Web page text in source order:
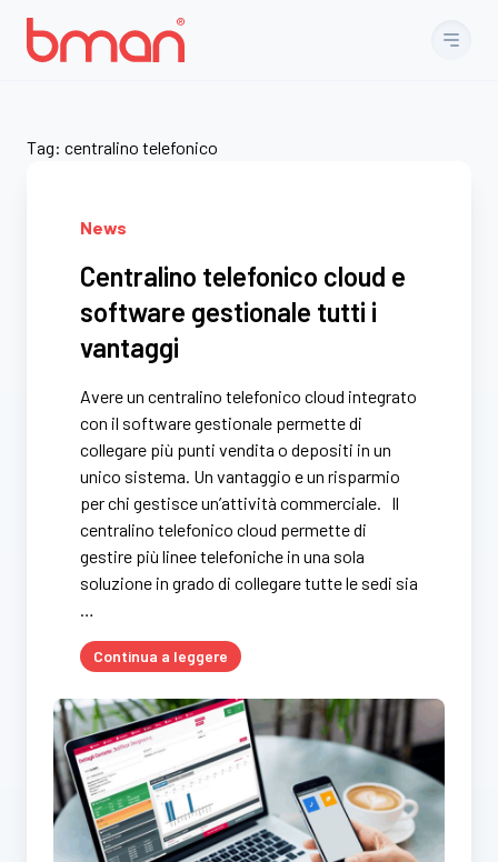
Tag: centralino telefonico
News
Centralino telefonico cloud e
software gestionale tutti i
vantaggi
Avere un centralino telefonico cloud integrato
con il software gestionale permette di
collegare più punti vendita o depositi in un
unico sistema. Un vantaggio e un risparmio
per chi gestisce un’attività commerciale. Il
centralino telefonico cloud permette di
gestire più linee telefoniche in una sola
soluzione in grado di collegare tutte le sedi sia
…
Continua a leggere